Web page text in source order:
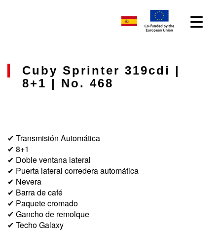
Cuby Sprinter 319cdi |
8+1 | No. 468
✔ Transmisión Automática
✔ 8+1
✔ Doble ventana lateral
✔ Puerta lateral corredera automática
✔ Nevera
✔ Barra de café
✔ Paquete cromado
✔ Gancho de remolque
✔ Techo Galaxy